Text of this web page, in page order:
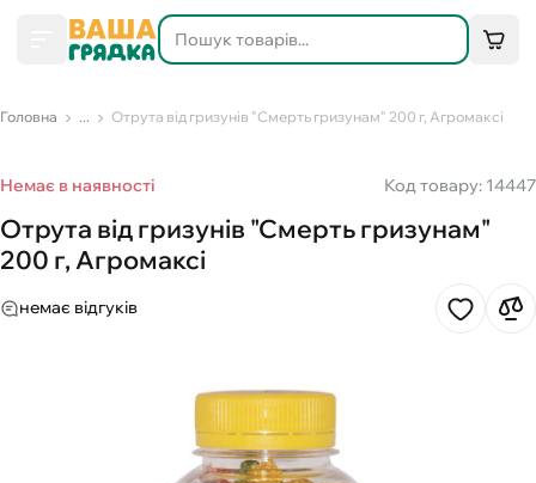
Головна ... Отрута від гризунів "Смерть гризунам" 200 г, Агромаксі
Немає в наявності Код товару: 14447
Отрута від гризунів "Смерть гризунам"
200 г, Агромаксі
немає відгуків